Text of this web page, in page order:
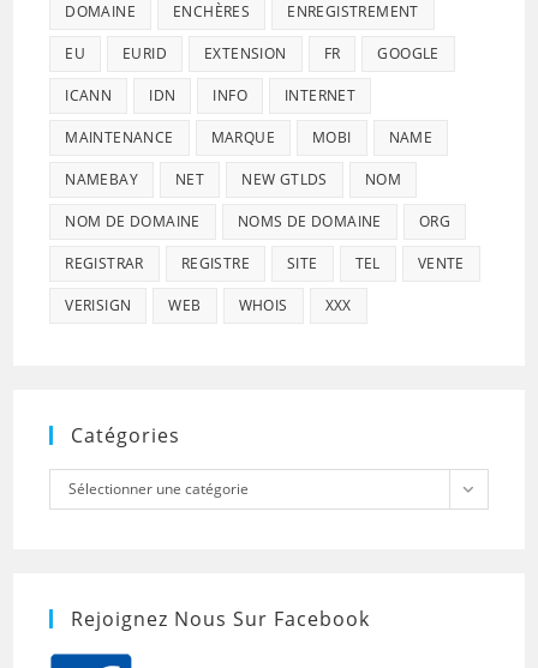
DOMAINE ENCHÈRES ENREGISTREMENT
EU EURID EXTENSION FR GOOGLE
ICANN IDN INFO INTERNET
MAINTENANCE MARQUE MOBI NAME
NAMEBAY NET NEW GTLDS NOM
NOM DE DOMAINE NOMS DE DOMAINE ORG
REGISTRAR REGISTRE SITE TEL VENTE
VERISIGN WEB WHOIS XXX
Catégories
Catégories
Sélectionner une catégorie
Rejoignez Nous Sur Facebook